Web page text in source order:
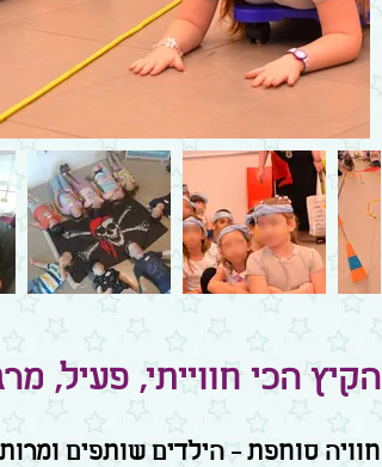
הקיץ הכי חווייתי, פעיל,
חוויה סוחפת - הילדים שותפים